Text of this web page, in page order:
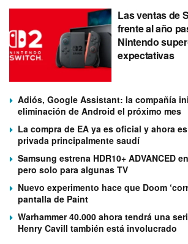
Las ventas de
frente al año
Nintendo
expectativas
Adiós, Google Assistant: la compañía
eliminación de Android el próximo mes
La compra de EA ya es oficial y ahora
privada principalmente saudí
Samsung estrena HDR10+ ADVANCED
pero solo para algunas TV
Nuevo experimento hace que Doom
pantalla de Paint
Warhammer 40.000 ahora tendrá una
Henry Cavill también está involucrado